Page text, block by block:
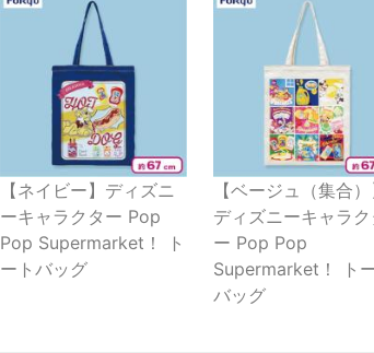
【ネイビー】ディズニ
ーキャラクター Pop
Pop Supermarket！ ト
ートバッグ
【ベージュ（集合）
ディズニーキャラク
ー Pop Pop
Supermarket！ ト
バッグ